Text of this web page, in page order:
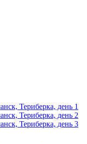
Териберка, день 1
Териберка, день 2
Териберка, день 3